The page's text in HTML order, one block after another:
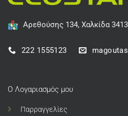
Αρεθούσης 134, Χαλκίδα
222 1555123
Ο Λογαριασμός μου
Παρραγγελίες